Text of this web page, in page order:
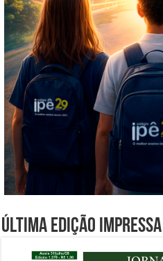
Última edição impressa